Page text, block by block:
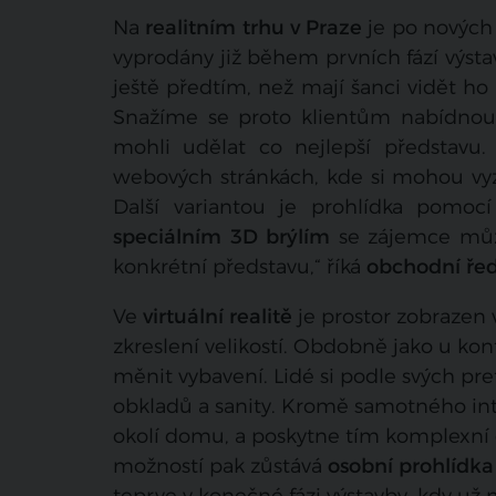
Na realitním trhu v Praze je po
vyprodány již během prvních fází
ještě předtím, než mají šanci vidět
Snažíme se proto klientům
mohli udělat co nejlepší
webových stránkách, kde si mohou
Další variantou je prohlídka
speciálním 3D brýlím se zájemce
konkrétní představu,“ říká obchodní
Ve virtuální realitě je prostor zobrazen
zkreslení velikostí. Obdobně jako u
měnit vybavení. Lidé si podle svých
obkladů a sanity. Kromě samotného
okolí domu, a poskytne tím
možností pak zůstává osobní prohlídka